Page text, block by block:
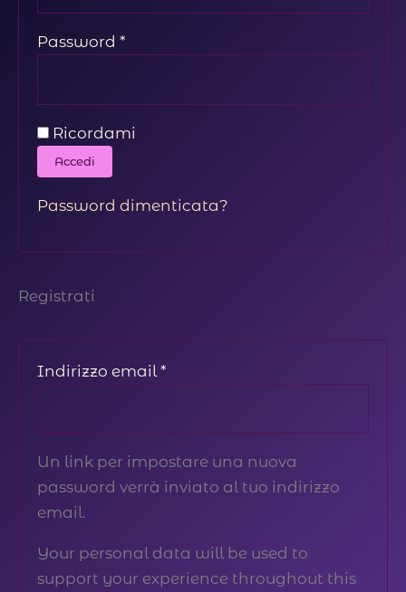
Password *
Ricordami
Accedi
Password dimenticata?
Registrati
Indirizzo email *
Un link per impostare una nuova
password verrà inviato al tuo indirizzo
email.
Your personal data will be used to
support your experience throughout this